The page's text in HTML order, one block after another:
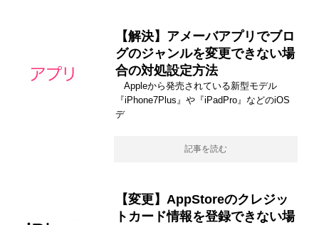
【解決】アメーバアプリでブロ
グのジャンルを変更できない場
合の対処設定方法
Appleから発売されている新型モデル
『iPhone7Plus』や『iPadPro』などのiOS
デ
記事を読む
【変更】AppStoreのクレジッ
トカード情報を登録できない場